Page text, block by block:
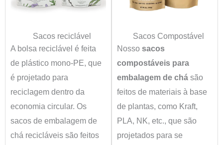
Sacos reciclável
A bolsa reciclável é feita
de plástico mono-PE, que
é projetado para
reciclagem dentro da
economia circular. Os
sacos de embalagem de
chá recicláveis são feitos
Sacos Compostável
Nosso sacos
compostáveis para
embalagem de chá são
feitos de materiais à base
de plantas, como Kraft,
PLA, NK, etc., que são
projetados para se